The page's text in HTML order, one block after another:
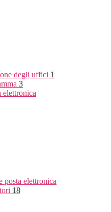
degli uffici 1
3
elettronica
posta elettronica
18